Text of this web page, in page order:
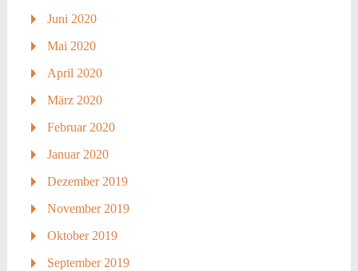
Juni 2020
Mai 2020
April 2020
März 2020
Februar 2020
Januar 2020
Dezember 2019
November 2019
Oktober 2019
September 2019